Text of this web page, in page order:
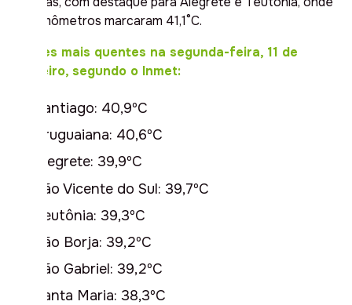
os termômetros marcaram 41,1°C.
Cidades mais quentes na segunda-feira, 11 de
fevereiro, segundo o Inmet:
Santiago: 40,9ºC
Uruguaiana: 40,6ºC
Alegrete: 39,9ºC
São Vicente do Sul: 39,7ºC
Teutônia: 39,3ºC
São Borja: 39,2ºC
São Gabriel: 39,2ºC
Santa Maria: 38,3ºC